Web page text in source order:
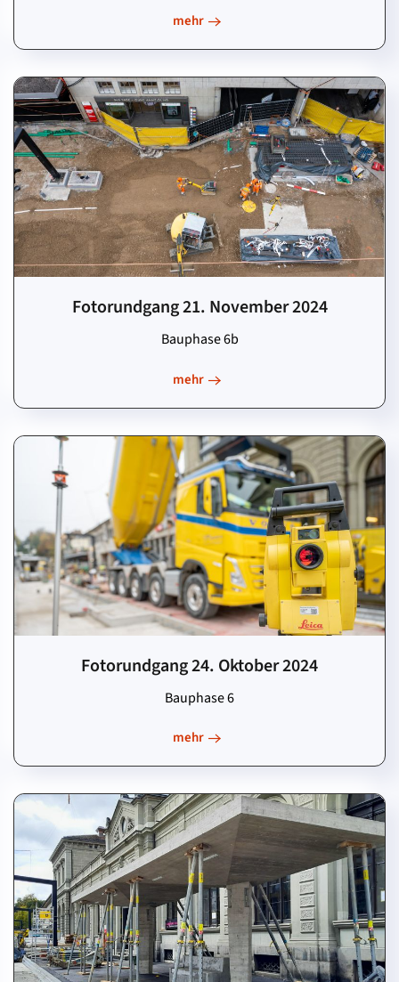
mehr
Fotorundgang 21. November 2024
Bauphase 6b
mehr
Fotorundgang 24. Oktober 2024
Bauphase 6
mehr